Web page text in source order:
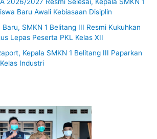
Baru Awali Kebiasaan Disiplin
SMKN 1 Belitang III Resmi Kukuhkan
Lepas Peserta PKL Kelas XII
Kepala SMKN 1 Belitang III Paparkan
Industri